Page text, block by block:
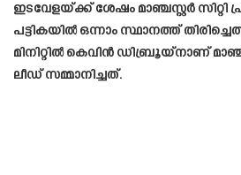
ഇടവേളയ്ക്ക് ശേഷം മാഞ്ചസ്റ്റർ സിറ്റി
പട്ടികയിൽ ഒന്നാം സ്ഥാനത്ത്
മിനിറ്റിൽ കെവിൻ ഡിബ്രൂയ്‌നാണ്
ലീഡ് സമ്മാനിച്ചത്.